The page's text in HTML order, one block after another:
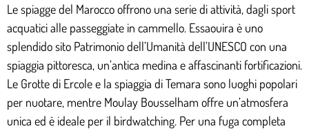
Le spiagge del Marocco offrono una serie di attività, dagli sport
acquatici alle passeggiate in cammello. Essaouira è uno
splendido sito Patrimonio dell’Umanità dell’UNESCO con una
spiaggia pittoresca, un’antica medina e affascinanti fortificazioni.
Le Grotte di Ercole e la spiaggia di Temara sono luoghi popolari
per nuotare, mentre Moulay Bousselham offre un’atmosfera
unica ed è ideale per il birdwatching. Per una fuga completa